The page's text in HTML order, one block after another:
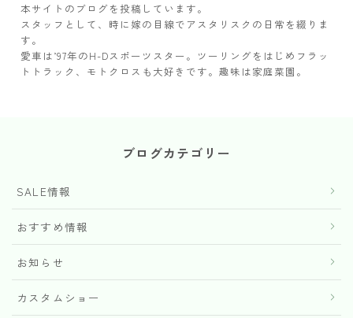
本サイトのブログを投稿しています。
スタッフとして、時に嫁の目線でアスタリスクの日常を綴りま
す。
愛車は’97年のH-Dスポーツスター。ツーリングをはじめフラッ
トトラック、モトクロスも大好きです。趣味は家庭菜園。
ブログカテゴリー
SALE情報
おすすめ情報
お知らせ
カスタムショー